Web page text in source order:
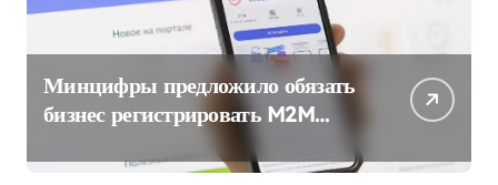
Минцифры предложило обязать
бизнес регистрировать M2M
SIM-карты через «Госуслуги»